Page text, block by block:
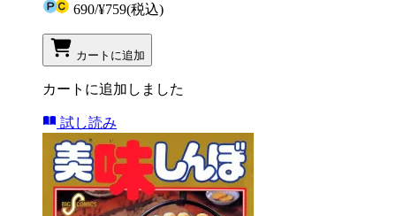
690/¥759(税込)
カートに追加
カートに追加しました
試し読み